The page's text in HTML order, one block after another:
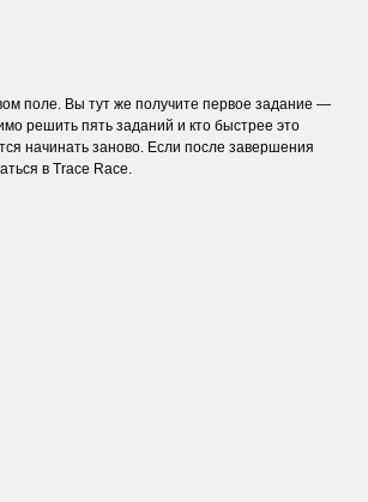
поле. Вы тут же получите первое задание —
решить пять заданий и кто быстрее это
начинать заново. Если после завершения
в Trace Race.